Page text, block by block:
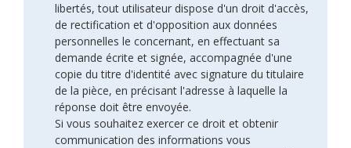
libertés, tout utilisateur dispose d'un droit d'accès,
de rectification et d'opposition aux données
personnelles le concernant, en effectuant sa
demande écrite et signée, accompagnée d'une
copie du titre d'identité avec signature du titulaire
de la pièce, en précisant l'adresse à laquelle la
réponse doit être envoyée.
Si vous souhaitez exercer ce droit et obtenir
communication des informations vous